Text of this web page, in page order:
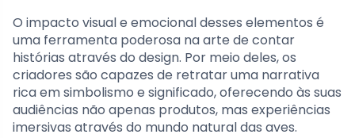
O impacto visual e emocional desses elementos é
uma ferramenta poderosa na arte de contar
histórias através do design. Por meio deles, os
criadores são capazes de retratar uma narrativa
rica em simbolismo e significado, oferecendo às suas
audiências não apenas produtos, mas experiências
imersivas através do mundo natural das aves.